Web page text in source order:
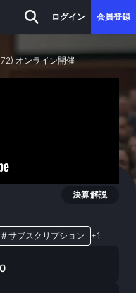
ログイン 会員登録
オンライン開催
決算解説
#サブスクリプション +1